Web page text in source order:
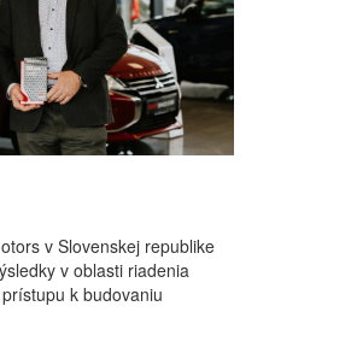
v Slovenskej republike
v oblasti riadenia
k budovaniu